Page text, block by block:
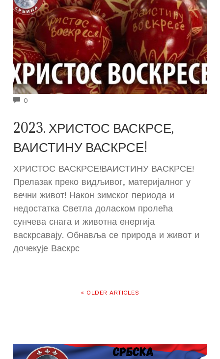
0
2023. ХРИСТОС ВАСКРСЕ,
ВАИСТИНУ ВАСКРСЕ!
ХРИСТОС ВАСКРСЕ!ВАИСТИНУ ВАСКРСЕ!
Прелазак преко видљивог, материјалног у
вечни живот! Након зимског периода и
недостатка Светла доласком пролећа
сунчева снага и животна енергија
васкрсавају. Обнавља се природа и живот и
дочекује Васкрс
« OLDER ARTICLES